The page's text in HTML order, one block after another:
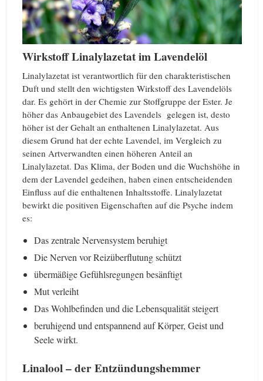
Wirkstoff Linalylazetat im Lavendelöl
Linalylazetat ist verantwortlich für den charakteristischen
Duft und stellt den wichtigsten Wirkstoff des Lavendelöls
dar. Es gehört in der Chemie zur Stoffgruppe der Ester. Je
höher das Anbaugebiet des Lavendels gelegen ist, desto
höher ist der Gehalt an enthaltenen Linalylazetat. Aus
diesem Grund hat der echte Lavendel, im Vergleich zu
seinen Artverwandten einen höheren Anteil an
Linalylazetat. Das Klima, der Boden und die Wuchshöhe in
dem der Lavendel gedeihen, haben einen entscheidenden
Einfluss auf die enthaltenen Inhaltsstoffe. Linalylazetat
bewirkt die positiven Eigenschaften auf die Psyche indem
es:
Das zentrale Nervensystem beruhigt
Die Nerven vor Reizüberflutung schützt
übermäßige Gefühlsregungen besänftigt
Mut verleiht
Das Wohlbefinden und die Lebensqualität steigert
beruhigend und entspannend auf Körper, Geist und
Seele wirkt.
Linalool – der Entzündungshemmer